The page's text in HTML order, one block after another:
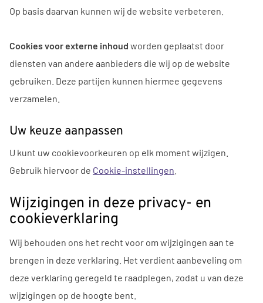
Op basis daarvan kunnen wij de website verbeteren.
Cookies voor externe inhoud worden geplaatst door
diensten van andere aanbieders die wij op de website
gebruiken. Deze partijen kunnen hiermee gegevens
verzamelen.
Uw keuze aanpassen
U kunt uw cookievoorkeuren op elk moment wijzigen.
Gebruik hiervoor de Cookie-instellingen
Wijzigingen in deze privacy- en
cookieverklaring
Wij behouden ons het recht voor om wijzigingen aan te
brengen in deze verklaring. Het verdient aanbeveling om
deze verklaring geregeld te raadplegen, zodat u van deze
wijzigingen op de hoogte bent.